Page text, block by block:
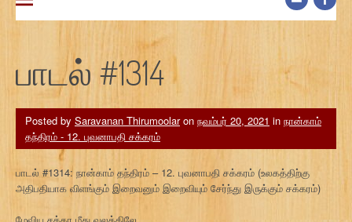
பாடல் #1314
Posted by Saravanan Thirumoolaron நவம்பர் 20, 2021 in நான்காம்
தந்திரம் - 12. புவனாபதி சக்கரம்
பாடல் #1314: நான்காம் தந்திரம் – 12. புவனாபதி சக்கரம் (உலகத்திற்கு
அதிபதியாக விளங்கும் இறைவனும் இறைவியும் சேர்ந்து இருக்கும் சக்கரம்)